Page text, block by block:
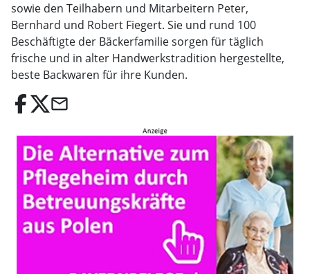
sowie den Teilhabern und Mitarbeitern Peter,
Bernhard und Robert Fiegert. Sie und rund 100
Beschäftigte der Bäckerfamilie sorgen für täglich
frische und in alter Handwerkstradition hergestellte,
beste Backwaren für ihre Kunden.
email